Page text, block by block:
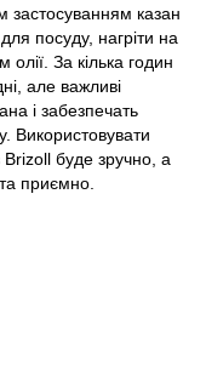
застосуванням казан
посуду, нагріти на
За кілька годин
але важливі
і забезпечать
Використовувати
Brizoll буде зручно, а
приємно.